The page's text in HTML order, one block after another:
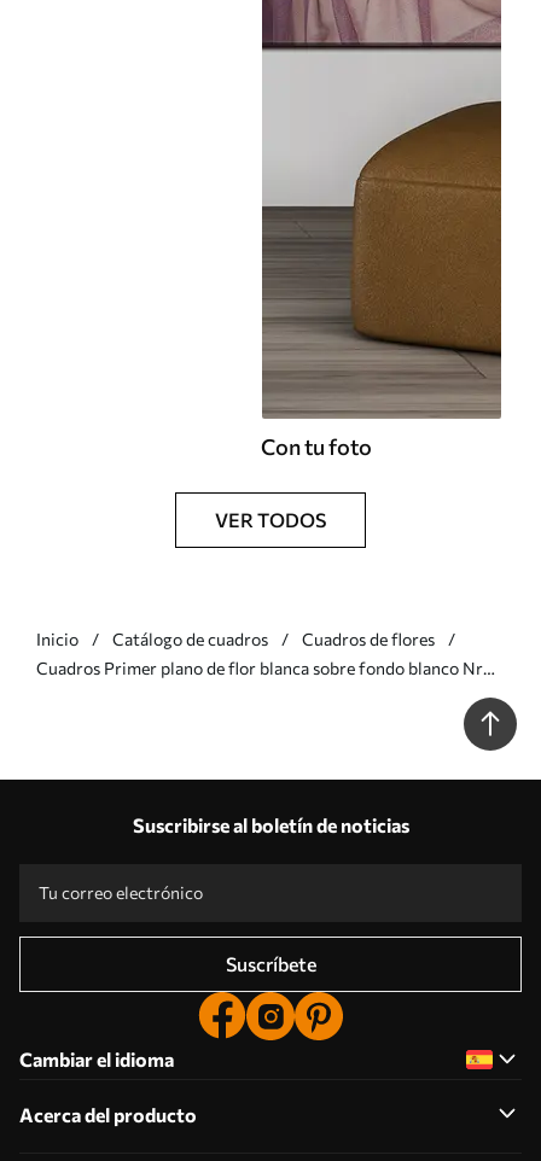
Con tu foto
VER TODOS
Inicio Catálogo de cuadros
Cuadros de flores
Cuadros Primer plano de flor blanca sobre fondo blanco Nr
Suscribirse al boletín de noticias
Suscríbete
Cambiar el idioma
Acerca del producto